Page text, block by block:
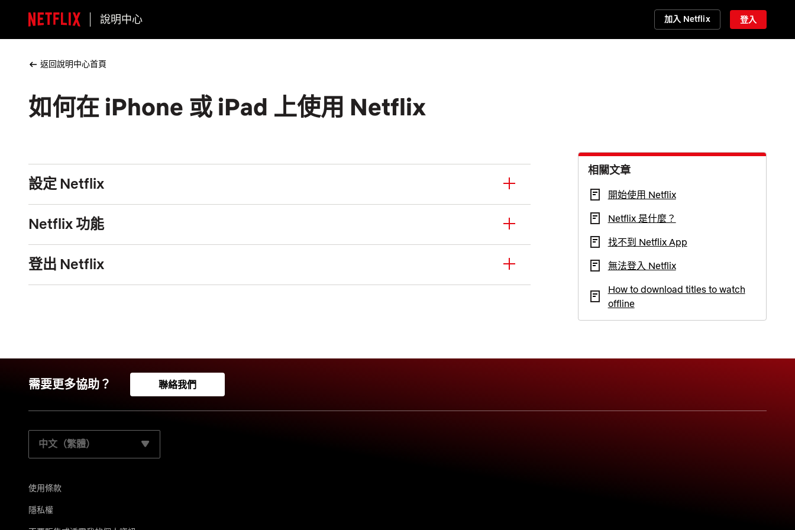
說明中心 加入 Netflix 登入
返回說明中心首頁
如何在 iPhone 或 iPad 上使用 Netflix
設定 Netflix
Netflix 功能
登出 Netflix
相關文章
開始使用 Netflix
Netflix 是什麼？
找不到 Netflix App
無法登入 Netflix
How to download titles to watch
offline
需要更多協助？ 聯絡我們
請選取您的慣用語言：
使用條款
隱私權